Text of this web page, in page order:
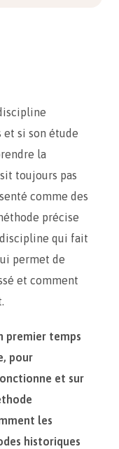
et si son étude
la
toujours pas
comme des
précise
qui fait
permet de
et comment
premier temps
pour
et sur
les
historiques